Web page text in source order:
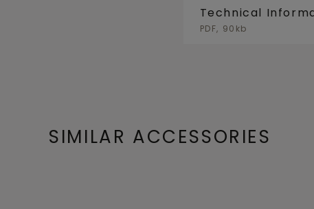
Technical
PDF, 90kb
SIMILAR ACCESSORIES